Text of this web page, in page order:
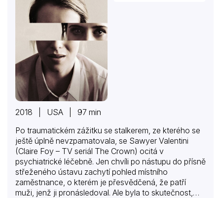
2018 | USA | 97 min
Po traumatickém zážitku se stalkerem, ze kterého se
ještě úplně nevzpamatovala, se Sawyer Valentini
(Claire Foy – TV seriál The Crown) ocitá v
psychiatrické léčebně. Jen chvíli po nástupu do přísně
střeženého ústavu zachytí pohled místního
zaměstnance, o kterém je přesvědčená, že patří
muži, jenž ji pronásledoval. Ale byla to skutečnost,